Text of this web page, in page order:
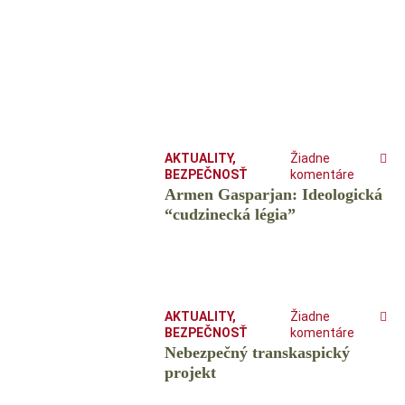
AKTUALITY,
BEZPEČNOSŤ
Žiadne
komentáre
Armen Gasparjan: Ideologická
“cudzinecká légia”
AKTUALITY,
BEZPEČNOSŤ
Žiadne
komentáre
Nebezpečný transkaspický
projekt